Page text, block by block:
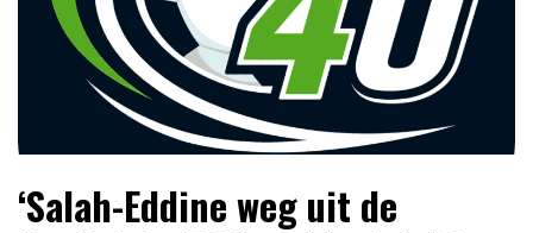
Voetbal4U.com Voetbalnieuws |
transferupdates, analyses en achtergronden over clubs,
spelers en competities uit binnen- en buitenland.
‘Salah-Eddine weg uit de